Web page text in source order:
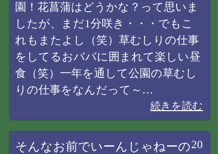
園！花菖蒲はどうかな？って思いま
したが、まだ1分咲き・・・でもこ
れもまたよし（笑）草むしりの仕事
をしてるおババに囲まれて楽しい昼
食（笑）一年を通して公園の草むし
りの仕事をなんだって～…
続きを読む
そんなお前でいーんじゃねーの20